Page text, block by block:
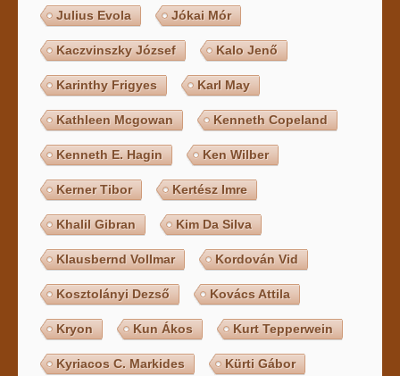
Julius Evola Jókai Mór
Kaczvinszky József Kalo Jenő
Karinthy Frigyes Karl May
Kathleen Mcgowan Kenneth Copeland
Kenneth E. Hagin Ken Wilber
Kerner Tibor Kertész Imre
Khalil Gibran Kim Da Silva
Klausbernd Vollmar Kordován Vid
Kosztolányi Dezső Kovács Attila
Kryon Kun Ákos Kurt Tepperwein
Kyriacos C. Markides Kürti Gábor